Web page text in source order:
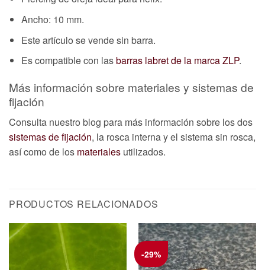
Ancho: 10 mm.
Este artículo se vende sin barra.
Es compatible con lasbarras labret de la marca ZLP.
Más información sobre materiales y sistemas de
fijación
Consulta nuestro blog para más información sobre los dos
sistemas de fijación, la rosca interna y el sistema sin rosca,
así como de los materiales utilizados.
PRODUCTOS RELACIONADOS
-29%